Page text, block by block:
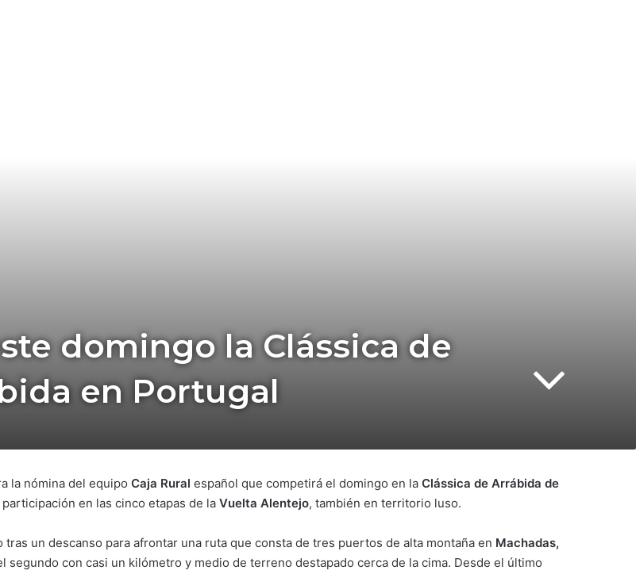
domingo la Clássica de
en Portugal
la nómina del equipo Caja Rural español que competirá el domingo en la Clássica de Arrábida de
en las cinco etapas de la Vuelta Alentejo, también en territorio luso.
un descanso para afrontar una ruta que consta de tres puertos de alta montaña en Machadas,
segundo con casi un kilómetro y medio de terreno destapado cerca de la cima. Desde el último